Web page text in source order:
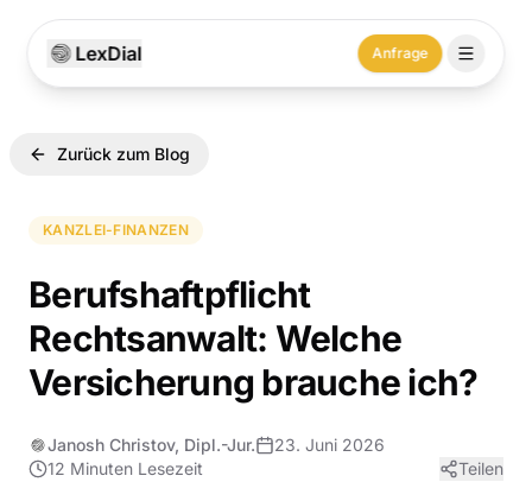
LexDial Anfrage
Zurück zum Blog
KANZLEI-FINANZEN
Berufshaftpflicht
Rechtsanwalt: Welche
Versicherung brauche ich?
Janosh Christov, Dipl.-Jur.
23. Juni 2026
12 Minuten Lesezeit Teilen